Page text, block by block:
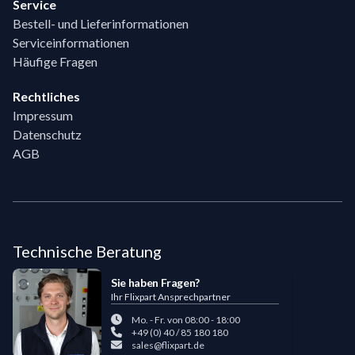
Service
Bestell- und Lieferinformationen
Serviceinformationen
Häufige Fragen
Rechtliches
Impressum
Datenschutz
AGB
Technische Beratung
Sie haben Fragen?
Ihr Flixpart Ansprechpartner
Mo. - Fr. von 08:00 - 18:00
+49 (0) 40 / 85 180 180
sales@flixpart.de